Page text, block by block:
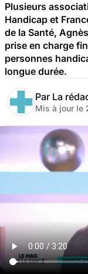
Plusieurs
Handicap et
de la Santé,
prise en charge
personnes
longue durée.
Par La
Mis à jour le